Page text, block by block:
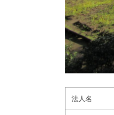
法人名